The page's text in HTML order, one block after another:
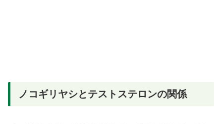
ノコギリヤシとテストステロンの関係